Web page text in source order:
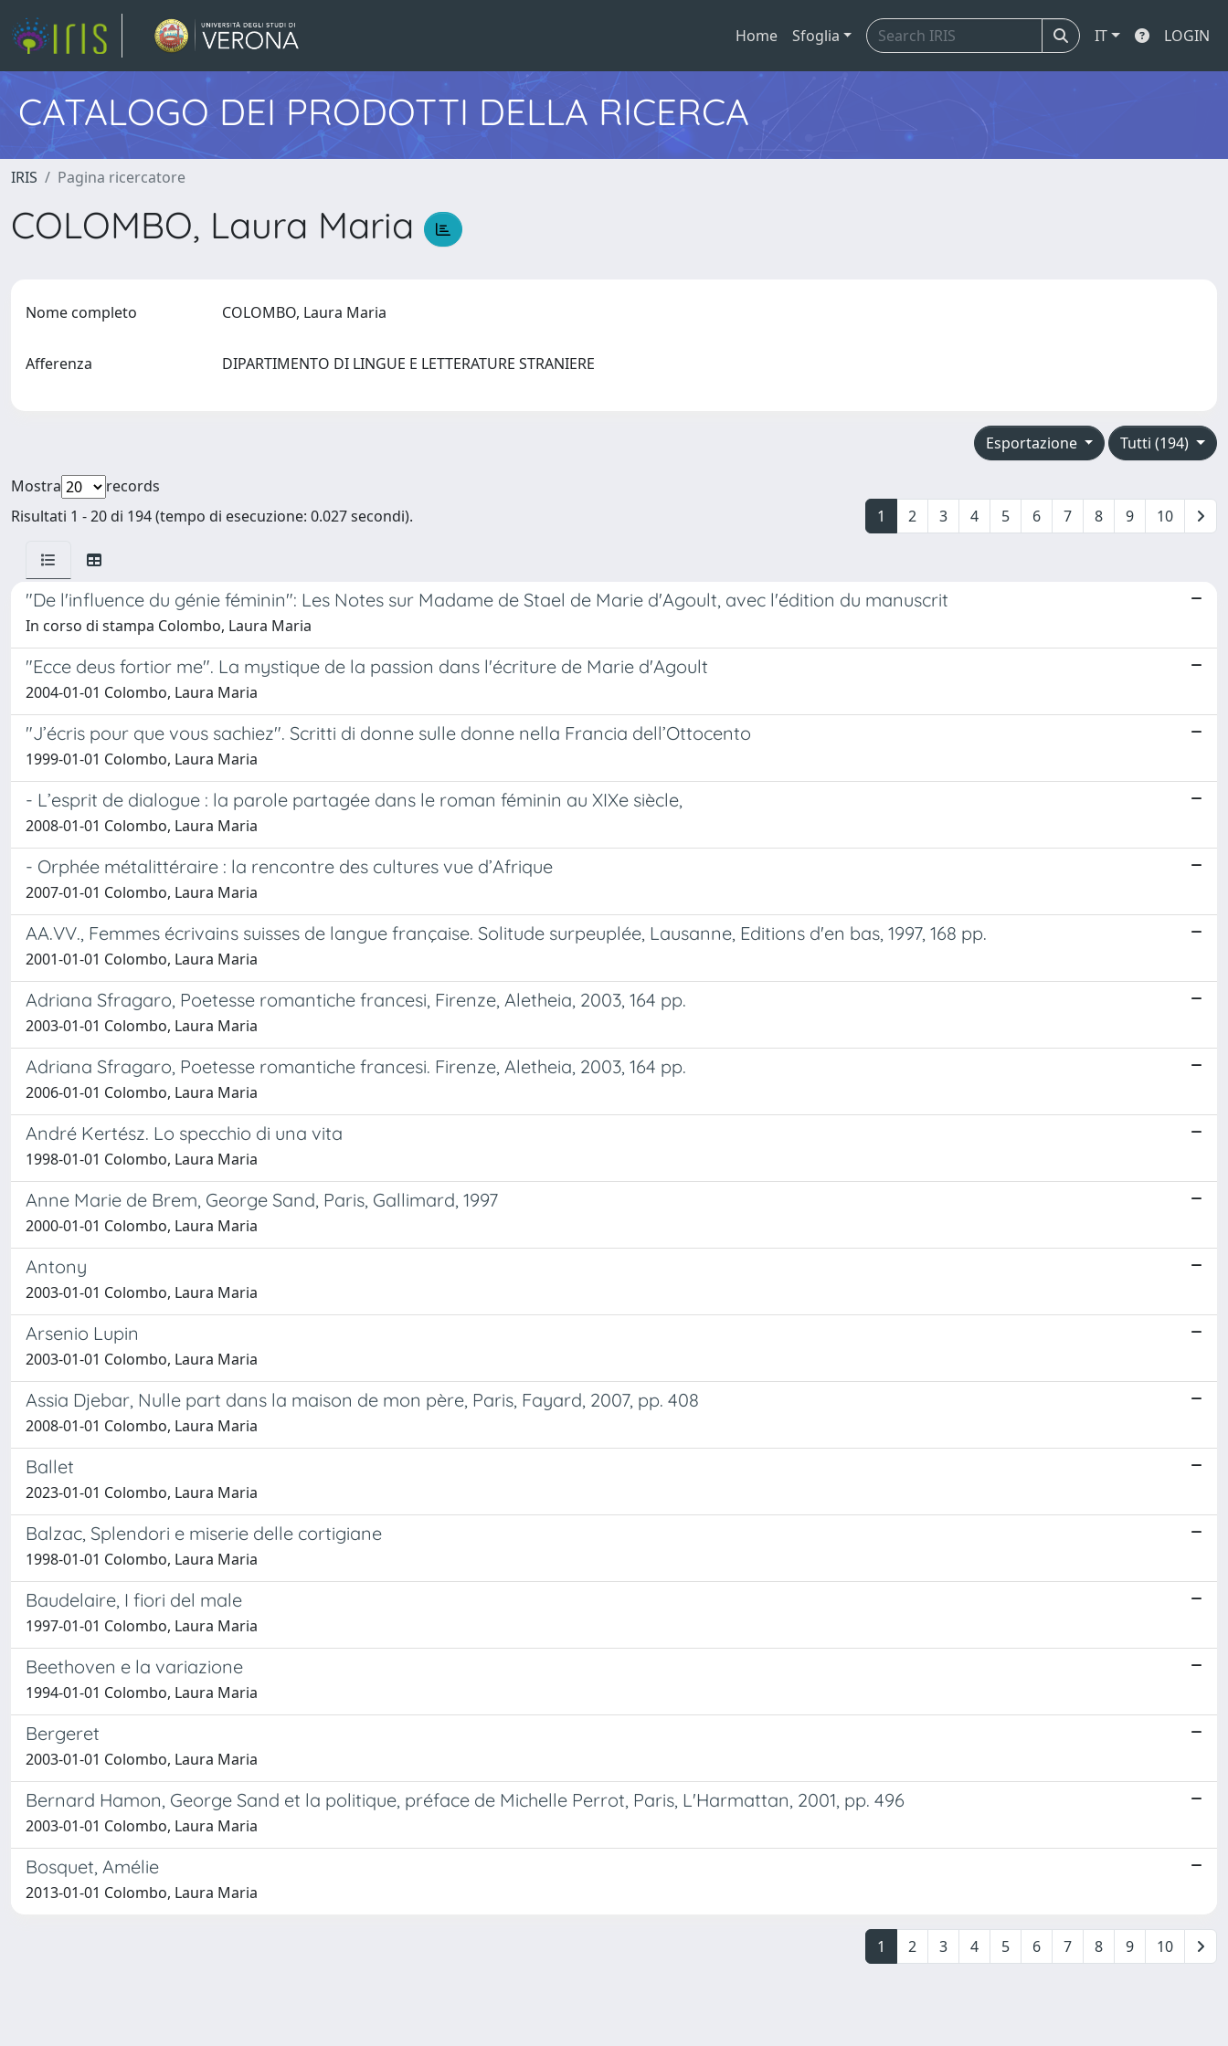
Home Sfoglia IT LOGIN
CATALOGO DEI PRODOTTI DELLA RICERCA
IRIS Pagina ricercatore
COLOMBO, Laura Maria
Nome completo COLOMBO, Laura Maria
Afferenza DIPARTIMENTO DI LINGUE E LETTERATURE STRANIERE
Tutti (194)
Esportazione
Mostra
records
Risultati 1 - 20 di 194 (tempo di esecuzione: 0.027 secondi).
1 2 3 4 5 6 7 8 9 10
"De l'influence du génie féminin": Les Notes sur Madame de Stael de Marie d'Agoult, avec l'édition du manuscrit
In corso di stampa Colombo, Laura Maria
"Ecce deus fortior me". La mystique de la passion dans l'écriture de Marie d'Agoult
2004-01-01 Colombo, Laura Maria
"J’écris pour que vous sachiez". Scritti di donne sulle donne nella Francia dell’Ottocento
1999-01-01 Colombo, Laura Maria
- L’esprit de dialogue : la parole partagée dans le roman féminin au XIXe siècle,
2008-01-01 Colombo, Laura Maria
- Orphée métalittéraire : la rencontre des cultures vue d’Afrique
2007-01-01 Colombo, Laura Maria
AA.VV., Femmes écrivains suisses de langue française. Solitude surpeuplée, Lausanne, Editions d'en bas, 1997, 168 pp.
2001-01-01 Colombo, Laura Maria
Adriana Sfragaro, Poetesse romantiche francesi, Firenze, Aletheia, 2003, 164 pp.
2003-01-01 Colombo, Laura Maria
Adriana Sfragaro, Poetesse romantiche francesi. Firenze, Aletheia, 2003, 164 pp.
2006-01-01 Colombo, Laura Maria
André Kertész. Lo specchio di una vita
1998-01-01 Colombo, Laura Maria
Anne Marie de Brem, George Sand, Paris, Gallimard, 1997
2000-01-01 Colombo, Laura Maria
Antony
2003-01-01 Colombo, Laura Maria
Arsenio Lupin
2003-01-01 Colombo, Laura Maria
Assia Djebar, Nulle part dans la maison de mon père, Paris, Fayard, 2007, pp. 408
2008-01-01 Colombo, Laura Maria
Ballet
2023-01-01 Colombo, Laura Maria
Balzac, Splendori e miserie delle cortigiane
1998-01-01 Colombo, Laura Maria
Baudelaire, I fiori del male
1997-01-01 Colombo, Laura Maria
Beethoven e la variazione
1994-01-01 Colombo, Laura Maria
Bergeret
2003-01-01 Colombo, Laura Maria
Bernard Hamon, George Sand et la politique, préface de Michelle Perrot, Paris, L'Harmattan, 2001, pp. 496
2003-01-01 Colombo, Laura Maria
Bosquet, Amélie
2013-01-01 Colombo, Laura Maria
1 2 3 4 5 6 7 8 9 10